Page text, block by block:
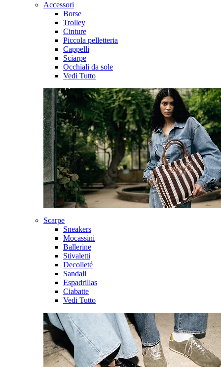
Accessori
Borse
Trolley
Cinture
Piccola pelletteria
Cappelli
Sciarpe
Occhiali da sole
Vedi Tutto
Scarpe
Sneakers
Mocassini
Ballerine
Stivaletti
Decolleté
Sandali
Espadrillas
Ciabatte
Vedi Tutto